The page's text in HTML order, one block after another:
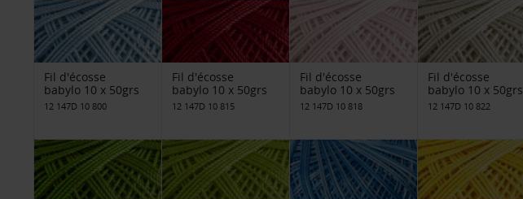
Fil d'écosse
babylo 10 x 50grs
12 147D 10 800
Fil d'écosse
babylo 10 x 50grs
12 147D 10 815
Fil d'écosse
babylo 10 x 50grs
12 147D 10 818
Fil d'écosse
babylo 10 x 50grs
12 147D 10 822